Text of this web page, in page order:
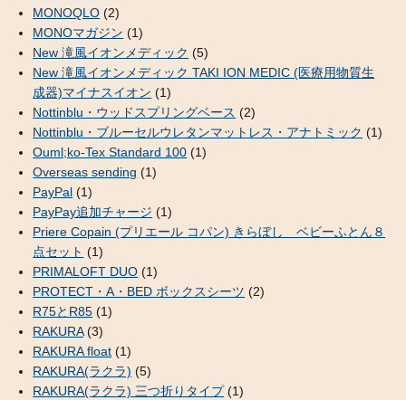
MONOQLO (2)
MONOマガジン (1)
New 滝風イオンメディック (5)
New 滝風イオンメディック TAKI ION MEDIC (医療用物質生
成器)マイナスイオン (1)
Nottinblu・ウッドスプリングベース (2)
Nottinblu・ブルーセルウレタンマットレス・アナトミック (1)
Ouml;ko-Tex Standard 100 (1)
Overseas sending (1)
PayPal (1)
PayPay追加チャージ (1)
Priere Copain (プリエール コパン) きらぼし ベビーふとん８
点セット (1)
PRIMALOFT DUO (1)
PROTECT・A・BED ボックスシーツ (2)
R75とR85 (1)
RAKURA(3)
RAKURA float (1)
RAKURA(ラクラ) (5)
RAKURA(ラクラ) 三つ折りタイプ(1)